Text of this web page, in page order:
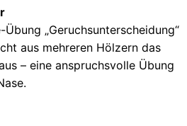
„Geruchsunterscheidung“
aus mehreren Hölzern das
– eine anspruchsvolle Übung